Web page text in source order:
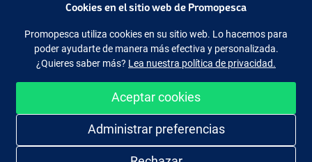
Síguenos Facebook Instagram
Comprar de manera fácil y segura
Cookies en el sitio web de Promopesca
Promopesca utiliza cookies en su sitio web. Lo hacemos para
poder ayudarte de manera más efectiva y personalizada.
¿Quieres saber más? Lea nuestra política de privacidad.
Aceptar cookies
Administrar preferencias